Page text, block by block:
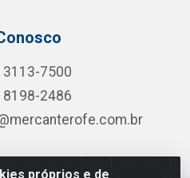
próprios e de
3113-7500
8198-2486